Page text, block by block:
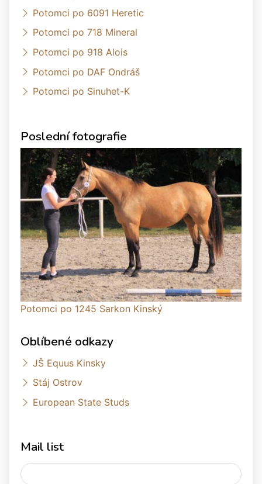
Potomci po 6091 Heretic
Potomci po 718 Mineral
Potomci po 918 Alois
Potomci po DAF Ondráš
Potomci po Sinuhet-K
Poslední fotografie
Potomci po 1245 Sarkon Kinský
Oblíbené odkazy
JŠ Equus Kinsky
Stáj Ostrov
European State Studs
Mail list